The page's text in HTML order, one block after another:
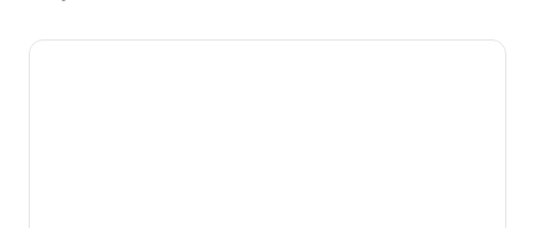
2º sacola
3º mala